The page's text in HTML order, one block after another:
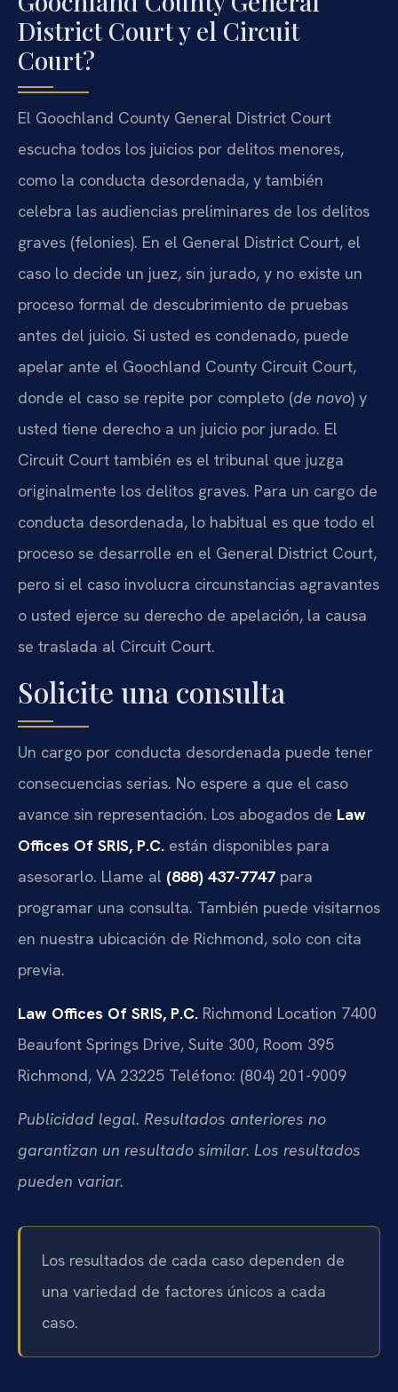
District Court y el Circuit
Court?
El Goochland County General District Court
escucha todos los juicios por delitos menores,
como la conducta desordenada, y también
celebra las audiencias preliminares de los delitos
graves (felonies). En el General District Court, el
caso lo decide un juez, sin jurado, y no existe un
proceso formal de descubrimiento de pruebas
antes del juicio. Si usted es condenado, puede
apelar ante el Goochland County Circuit Court,
donde el caso se repite por completo (de novo) y
usted tiene derecho a un juicio por jurado. El
Circuit Court también es el tribunal que juzga
originalmente los delitos graves. Para un cargo de
conducta desordenada, lo habitual es que todo el
proceso se desarrolle en el General District Court,
pero si el caso involucra circunstancias agravantes
o usted ejerce su derecho de apelación, la causa
se traslada al Circuit Court.
Solicite una consulta
Un cargo por conducta desordenada puede tener
consecuencias serias. No espere a que el caso
avance sin representación. Los abogados de Law
Offices Of SRIS, P.C. están disponibles para
asesorarlo. Llame al (888) 437-7747 para
programar una consulta. También puede visitarnos
en nuestra ubicación de Richmond, solo con cita
previa.
Law Offices Of SRIS, P.C. Richmond Location 7400
Beaufont Springs Drive, Suite 300, Room 395
Richmond, VA 23225 Teléfono: (804) 201-9009
Publicidad legal. Resultados anteriores no
garantizan un resultado similar. Los resultados
pueden variar.
Los resultados de cada caso dependen de
una variedad de factores únicos a cada
caso.